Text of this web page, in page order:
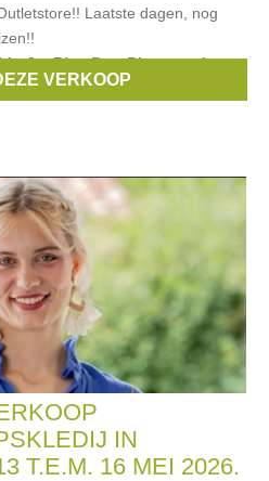
Laatste dagen, nog
Jo,Blue Bay,Riverwoods,
VERKOOP
IN
T.E.M. 16 MEI 2026.